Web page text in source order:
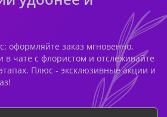
оформляйте заказ мгновенно,
в чате с флористом и отслеживайте
Плюс - эксклюзивные акции и